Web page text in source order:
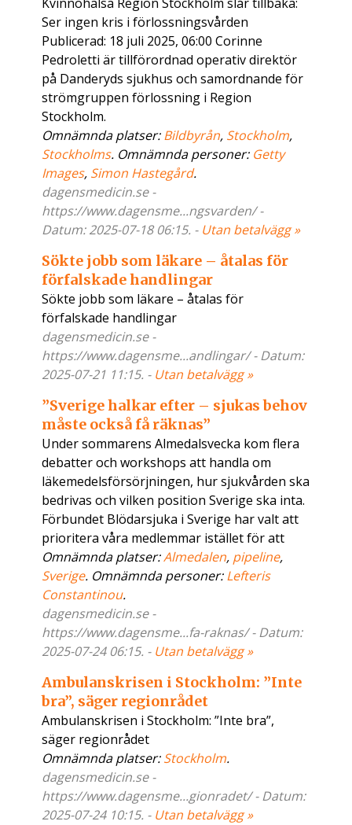
Ser ingen kris i förlossningsvården
Publicerad: 18 juli 2025, 06:00 Corinne
Pedroletti är tillförordnad operativ direktör
på Danderyds sjukhus och samordnande för
strömgruppen förlossning i Region
Stockholm.
Omnämnda platser:Bildbyrån, Stockholm,
Stockholms. Omnämnda personer: Getty
Images, Simon Hastegård.
dagensmedicin.se -
https://www.dagensme...ngsvarden/ -
Datum: 2025-07-18 06:15. - Utan betalvägg »
Sökte jobb som läkare – åtalas för
förfalskade handlingar
Sökte jobb som läkare – åtalas för
förfalskade handlingar
dagensmedicin.se -
https://www.dagensme...andlingar/ - Datum:
2025-07-21 11:15. - Utan betalvägg »
”Sverige halkar efter – sjukas behov
måste också få räknas”
Under sommarens Almedalsvecka kom flera
debatter och workshops att handla om
läkemedelsförsörjningen, hur sjukvården ska
bedrivas och vilken position Sverige ska inta.
Förbundet Blödarsjuka i Sverige har valt att
prioritera våra medlemmar istället för att
Omnämnda platser:Almedalen, pipeline,
Sverige. Omnämnda personer:Lefteris
Constantinou.
dagensmedicin.se -
https://www.dagensme...fa-raknas/ - Datum:
2025-07-24 06:15. - Utan betalvägg »
Ambulanskrisen i Stockholm: ”Inte
bra”, säger regionrådet
Ambulanskrisen i Stockholm: ”Inte bra”,
säger regionrådet
Omnämnda platser:Stockholm.
dagensmedicin.se -
https://www.dagensme...gionradet/ - Datum:
2025-07-24 10:15. - Utan betalvägg »